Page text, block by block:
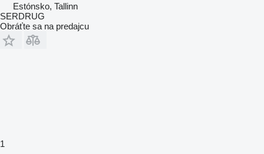
Estónsko, Tallinn
SERDRUG
Obráťte sa na predajcu
1